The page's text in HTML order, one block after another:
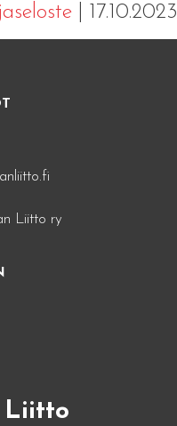
| 17.10.2023
Liitto ry
Liitto